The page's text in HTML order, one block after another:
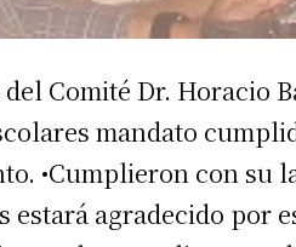
Comité Dr. Horacio
mandato
•Cumplieron con su
estará agradecido por